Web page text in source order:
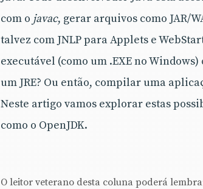
com o javac, gerar arquivos como JAR/
talvez com JNLP para Applets e
executável (como um .EXE no
um JRE? Ou então, compilar uma
Neste artigo vamos explorar estas
como o OpenJDK.
O leitor veterano desta coluna poderá